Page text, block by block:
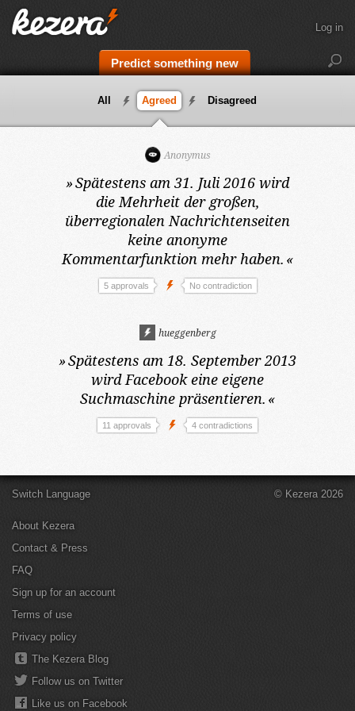
Predict something new
Log in
All Agreed Disagreed
Anonymus
»Spätestens am 31. Juli 2016 wird
die Mehrheit der großen,
überregionalen Nachrichtenseiten
keine anonyme
Kommentarfunktion mehr haben. «
5 approvals No contradiction
hueggenberg
»Spätestens am 18. September 2013
wird Facebook eine eigene
Suchmaschine präsentieren. «
11 approvals 4 contradictions
Switch Language
About Kezera
Contact & Press
FAQ
Sign up for an account
Terms of use
Privacy policy
The Kezera Blog
Follow us on Twitter
Like us on Facebook
© Kezera 2026